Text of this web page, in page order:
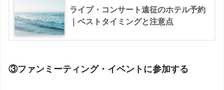
ライブ・コンサート遠征のホテル予約
｜ベストタイミングと注意点
③ファンミーティング・イベントに参加する